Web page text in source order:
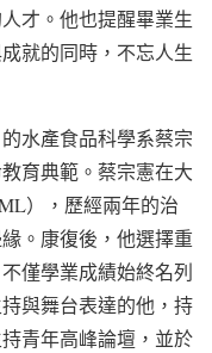
才。他也提醒畢業生
就的同時，不忘人生
水產食品科學系蔡宗
育典範。蔡宗憲在大
），歷經兩年的治
。康復後，他選擇重
僅學業成績始終名列
與舞台表達的他，持
青年高峰論壇，並於